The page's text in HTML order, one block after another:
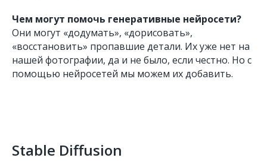
Чем могут помочь генеративные нейросети?
Они могут «додумать», «дорисовать»,
«восстановить» пропавшие детали. Их уже нет на
нашей фотографии, да и не было, если честно. Но с
помощью нейросетей мы можем их добавить.
Stable Diffusion